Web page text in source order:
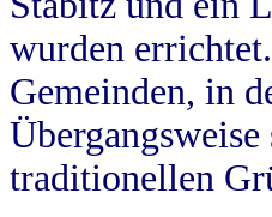
wurden
Gemeinden, in
traditionellen